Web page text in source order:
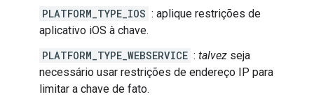
PLATFORM_TYPE_IOS : aplique restrições de
aplicativo iOS à chave.
PLATFORM_TYPE_WEBSERVICE : talvez seja
necessário usar restrições de endereço IP para
limitar a chave de fato.